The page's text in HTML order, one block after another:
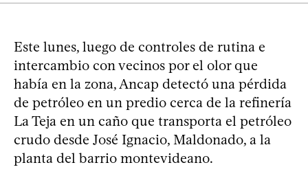
Este lunes, luego de controles de rutina e
intercambio con vecinos por el olor que
había en la zona, Ancap detectó una pérdida
de petróleo en un predio cerca de la refinería
La Teja en un caño que transporta el petróleo
crudo desde José Ignacio, Maldonado, a la
planta del barrio montevideano.